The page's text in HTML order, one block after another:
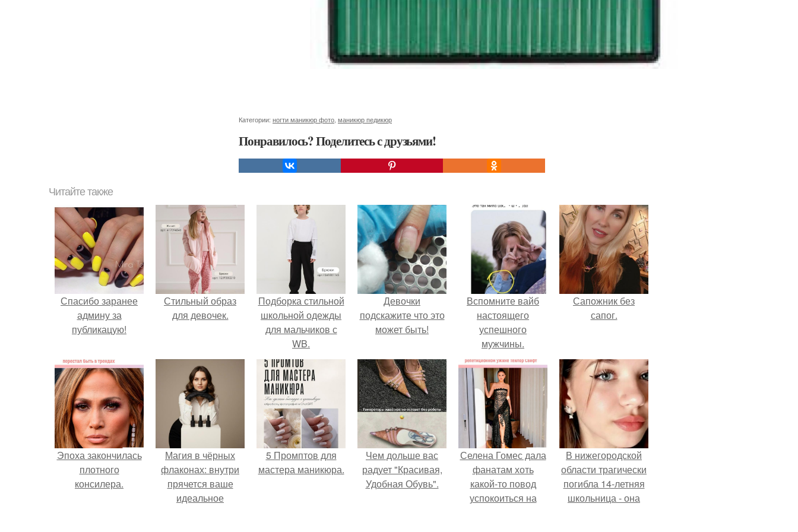
Категории: ногти маникюр фото маникюр педикюр
Понравилось? Поделитесь с друзьями!
Читайте также
Спасибо заранее
админу за
публикацую!
Стильный образ
для девочек.
Подборка стильной
школьной одежды
для мальчиков с
WB.
Девочки
подскажите что это
может быть!
Вспомните вайб
настоящего
успешного
мужчины.
Сапожник без
сапог.
Эпоха закончилась
плотного
консилера.
Магия в чёрных
флаконах: внутри
прячется ваше
идеальное
5 Промптов для
мастера маникюра.
Чем дольше вас
радует "Красивая,
Удобная Обувь".
Селена Гомес дала
фанатам хоть
какой-то повод
успокоиться на
В нижегородской
области трагически
погибла 14-летняя
школьница - она